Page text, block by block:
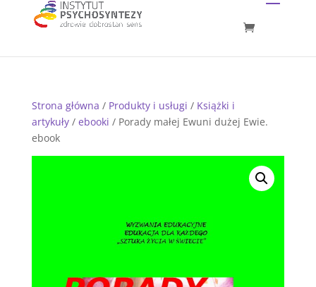
Strona główna / Produkty i usługi / Książki i
artykuły/ ebooki / Porady małej Ewuni dużej Ewie.
ebook